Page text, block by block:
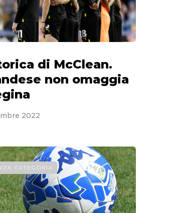
di McClean.
non omaggia
2022
CATEGORIA